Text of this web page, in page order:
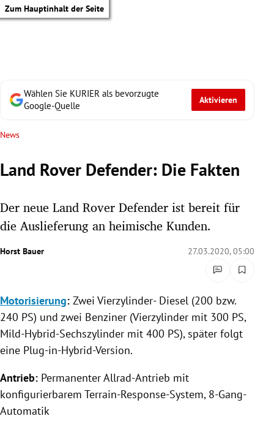
Zum Hauptinhalt der Seite
Untermenü
Untermenü
Untermenü
Untermenü
Untermenü
Wählen Sie KURIER als bevorzugte
Google-Quelle
Aktivieren
News
Land Rover Defender: Die Fakten
Der neue Land Rover Defender ist bereit für
die Auslieferung an heimische Kunden.
Horst Bauer 27.03.2020, 05:00
Motorisierung: Zwei Vierzylinder- Diesel (200 bzw.
240 PS) und zwei Benziner (Vierzylinder mit 300 PS,
Mild-Hybrid-Sechszylinder mit 400 PS), später folgt
eine Plug-in-Hybrid-Version.
Antrieb: Permanenter Allrad-Antrieb mit
konfigurierbarem Terrain-Response-System, 8-Gang-
Automatik